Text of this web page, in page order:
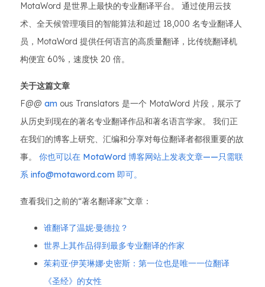
MotaWord 是世界上最快的专业翻译平台。 通过使用云技
术、全天候管理项目的智能算法和超过 18,000 名专业翻译人
员，MotaWord 提供任何语言的高质量翻译，比传统翻译机
构便宜 60%，速度快 20 倍。
关于这篇文章
F@@ am ous Translators 是一个 MotaWord 片段，展示了
从历史到现在的著名专业翻译作品和著名语言学家。 我们正
在我们的博客上研究、汇编和分享对每位翻译者都很重要的故
事。 你也可以在 MotaWord 博客网站上发表文章——只需联
系 info@motaword.com 即可。
查看我们之前的“著名翻译家”文章：
谁翻译了温妮·曼德拉？
世界上其作品得到最多专业翻译的作家
茱莉亚·伊芙琳娜·史密斯：第一位也是唯一一位翻译
《圣经》的女性